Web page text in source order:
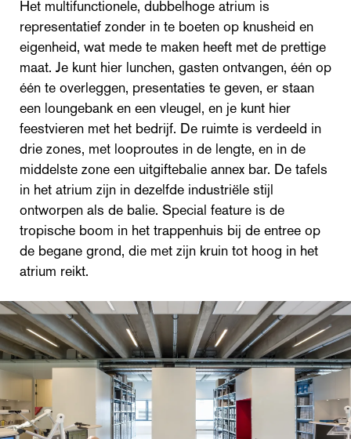
Het multifunctionele, dubbelhoge atrium is
representatief zonder in te boeten op knusheid en
eigenheid, wat mede te maken heeft met de prettige
maat. Je kunt hier lunchen, gasten ontvangen, één op
één te overleggen, presentaties te geven, er staan
een loungebank en een vleugel, en je kunt hier
feestvieren met het bedrijf. De ruimte is verdeeld in
drie zones, met looproutes in de lengte, en in de
middelste zone een uitgiftebalie annex bar. De tafels
in het atrium zijn in dezelfde industriële stijl
ontworpen als de balie. Special feature is de
tropische boom in het trappenhuis bij de entree op
de begane grond, die met zijn kruin tot hoog in het
atrium reikt.